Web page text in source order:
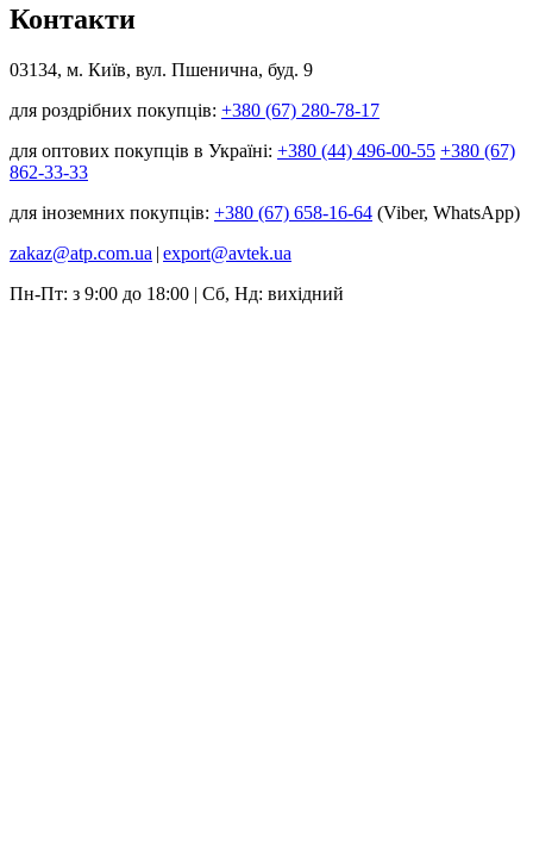
Контакти
03134, м. Київ, вул. Пшенична, буд. 9
для роздрібних покупців: +380 (67) 280-78-17
для оптових покупців в Україні: +380 (44) 496-00-55 +380 (67)
862-33-33
для іноземних покупців: +380 (67) 658-16-64 (Viber, WhatsApp)
zakaz@atp.com.ua | export@avtek.ua
Пн-Пт: з 9:00 до 18:00 | Сб, Нд: вихідний